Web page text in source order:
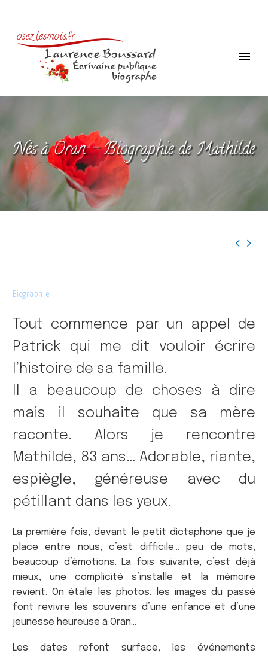
Nés à Oran – Biographie de Mathilde
 
Biographie
Tout commence par un appel de
Patrick qui me dit vouloir écrire
l’histoire de sa famille.
Il a beaucoup de choses à dire
mais il souhaite que sa mère
raconte. Alors je rencontre
Mathilde, 83 ans… Adorable, riante,
espiègle, généreuse avec du
pétillant dans les yeux.
La première fois, devant le petit dictaphone que je
place entre nous, c’est difficile… peu de mots,
beaucoup d’émotions. La fois suivante, c’est déjà
mieux, une complicité s’installe et la mémoire
revient. On étale les photos, les images du passé
font revivre les souvenirs d’une enfance et d’une
jeunesse heureuse à Oran…
Les dates refont surface, les événements